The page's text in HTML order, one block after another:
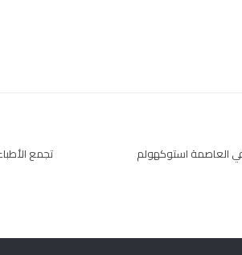
العاصمة استوكهولم تجمع